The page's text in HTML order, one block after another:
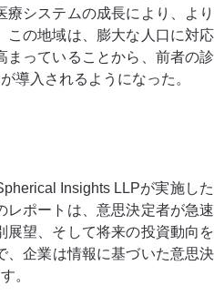
システムの成長により、よ
の地域は、膨大な人口に対
っていることから、前者の
導入されるようになった。
Insights LLPが実施し
ポートは、意思決定者が急
望、そして将来の投資動向
企業は情報に基づいた意思
。